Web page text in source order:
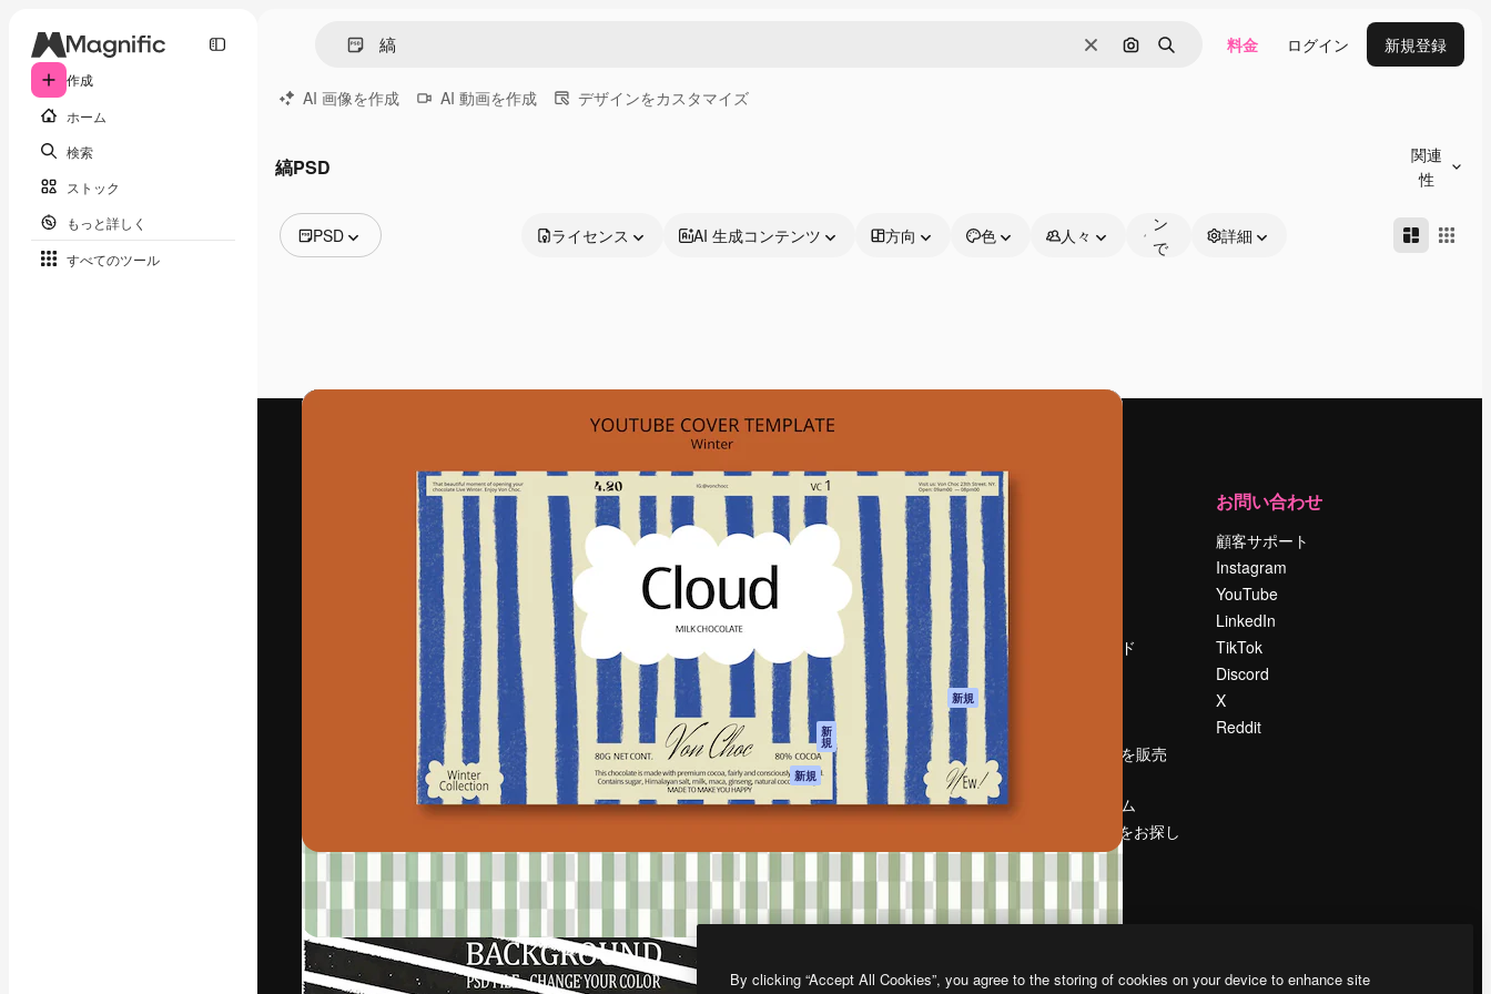
作成
ホーム
検索
ストック
もっと詳しく
すべてのツール
消去 画像で検索
検索 料金 ログイン 新規登録
AI 画像を作成 AI 動画を作成 デザインをカスタマイズ
縞PSD
関連
性
PSD
動画
ライセンス AI 生成コンテンツ 方向 色 人々
ン
で
詳細
最高のクリエイティブ制作を導くためのプラ
ットフォーム。クリエイター、企業、代理
店、スタジオを含む100万人以上が利用して
います。
日本語
製品
Spaces
AI アシスタント
AI 画像生成ツール
AI 動画生成ツール
AI 音声合成ツール
ストックコンテン
ツ
Claude/ChatGPT
向けMCP
新
規
エージェント 新規
API
すべてのMagnificツ
ール
はじめに
Academy
ドキュメント
サポート
利用規約
プライバシーポリ
シー
オリジナル
新規
クッキーポリシー
トラストセンター
アフィリエイト
法人向け
検索トレンド
コンテンツを販売
プレスルーム
magnific.aiをお探し
ですか？
お問い合わせ
顧客サポート
Instagram
YouTube
LinkedIn
TikTok
Discord
X
Reddit
Copyright © 2010-2026Freepik Company S.L.U.無断複写・転載を禁じます
By clicking “Accept All Cookies”, you agree to the storing of cookies on your device to enhance site